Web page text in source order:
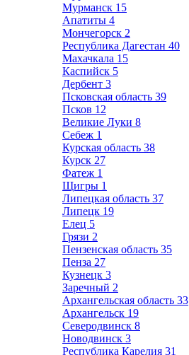
Мурманск 15
Апатиты 4
Мончегорск 2
Республика Дагестан 40
Махачкала 15
Каспийск 5
Дербент 3
Псковская область 39
Псков 12
Великие Луки 8
Себеж 1
Курская область 38
Курск 27
Фатеж 1
Щигры 1
Липецкая область 37
Липецк 19
Елец 5
Грязи 2
Пензенская область 35
Пенза 27
Кузнецк 3
Заречный 2
Архангельская область 33
Архангельск 19
Северодвинск 8
Новодвинск 3
Республика Карелия 31